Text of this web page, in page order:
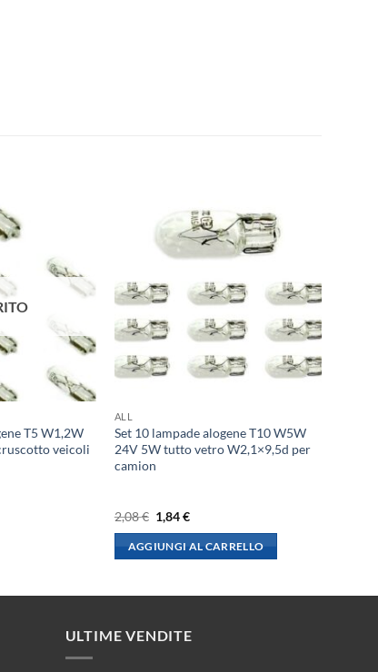
T5 W1,2W
veicoli
ALL
Set 10 lampade alogene T10 W5W
24V 5W tutto vetro W2,1×9,5d per
camion
2,08€ Il
prezzo
originale
era:
1,84€Il
attuale
è:
AGGIUNGI AL CARRELLO
ULTIME VENDITE